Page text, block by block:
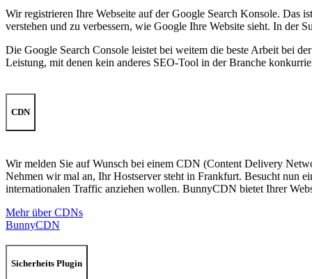
Wir registrieren Ihre Webseite auf der Google Search Konsole. Das
verstehen und zu verbessern, wie Google Ihre Website sieht. In der
Die Google Search Console leistet bei weitem die beste Arbeit bei
Leistung, mit denen kein anderes SEO-Tool in der Branche
CDN
Wir melden Sie auf Wunsch bei einem CDN (Content Delivery
Nehmen wir mal an, Ihr Hostserver steht in Frankfurt. Besucht nun
internationalen Traffic anziehen wollen. BunnyCDN bietet Ihrer
Mehr über CDNs
BunnyCDN
Sicherheits Plugin